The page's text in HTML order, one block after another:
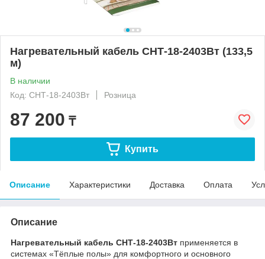
Нагревательный кабель СНТ-18-2403Вт (133,5
м)
В наличии
Код: СНТ-18-2403Вт
Розница
87 200 ₸
Купить
Описание Характеристики Доставка Оплата
Описание
Нагревательный кабель СНТ-18-2403Вт применяется в
системах «Тёплые полы» для комфортного и основного